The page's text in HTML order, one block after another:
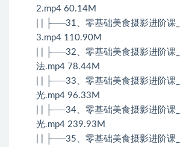
2.mp4 60.14M
| | ├──31、零基础美食摄影进阶课
3.mp4 110.90M
| | ├──32、零基础美食摄影进阶课
法.mp4 78.44M
| | ├──33、零基础美食摄影进阶课
光.mp4 96.33M
| | ├──34、零基础美食摄影进阶课
光.mp4 239.93M
| | ├──35、零基础美食摄影进阶课